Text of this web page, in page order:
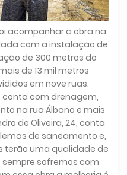
acompanhar a obra na
com a instalação de
de 300 metros do
de 13 mil metros
em nove ruas.
conta com drenagem,
na rua Álbano e mais
de Oliveira, 24, conta
de saneamento e,
terão uma qualidade de
sempre sofremos com